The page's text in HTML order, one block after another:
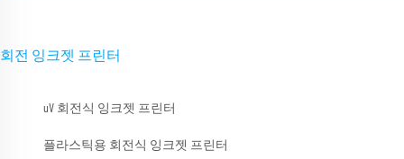
회전 잉크젯 프린터
uV 회전식 잉크젯 프린터
플라스틱용 회전식 잉크젯 프린터